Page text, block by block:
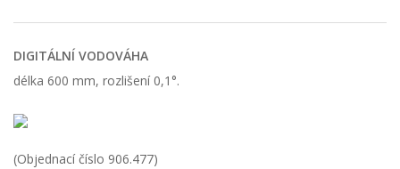
DIGITÁLNÍ VODOVÁHA
délka 600 mm, rozlišení 0,1°.
(Objednací číslo 906.477)